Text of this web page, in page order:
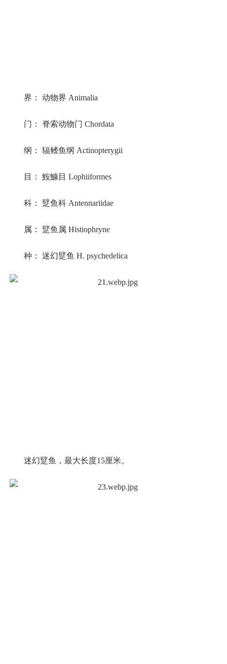
界： 动物界 Animalia
门： 脊索动物门 Chordata
纲： 辐鳍鱼纲 Actinopterygii
目： 鮟鱇目 Lophiiformes
科： 躄鱼科 Antennariidae
属： 躄鱼属 Histiophryne
种： 迷幻躄鱼 H. psychedelica
迷幻躄鱼，最大长度15厘米。